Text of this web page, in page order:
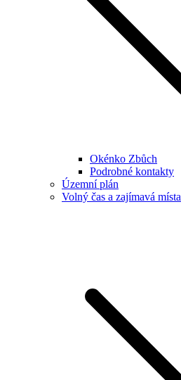
Okénko Zbůch
Podrobné kontakty
Územní plán
Volný čas a zajímavá místa